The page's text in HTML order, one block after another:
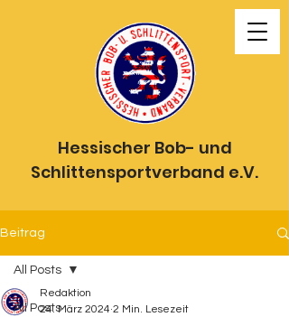
Hessischer Bob- und
Schlittensportverband e.V.
Beitrag
All Posts
All Posts
Redaktion
24. März 2024 2 Min. Lesezeit